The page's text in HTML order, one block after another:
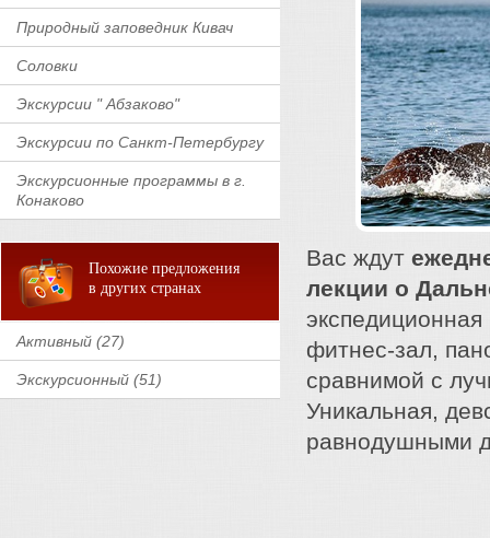
Природный заповедник Кивач
Соловки
Экскурсии " Абзаково"
Экскурсии по Санкт-Петербургу
Экскурсионные программы в г.
Конаково
Похожие предложения
в других странах
Активный (27)
Экскурсионный (51)
Вас ждут
лекции о
фитнес-зал,
сравнимой с
Уникальная,
равнодушными